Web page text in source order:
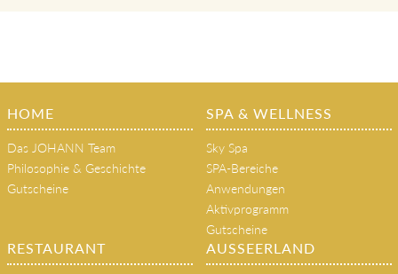
HOME
Das JOHANN Team
Philosophie & Geschichte
Gutscheine
SPA & WELLNESS
Sky Spa
SPA-Bereiche
Anwendungen
Aktivprogramm
Gutscheine
RESTAURANT AUSSEERLAND